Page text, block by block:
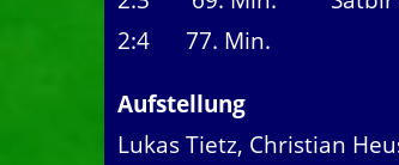
2:4 77. Min.
Aufstellung
Lukas Tietz, Christian